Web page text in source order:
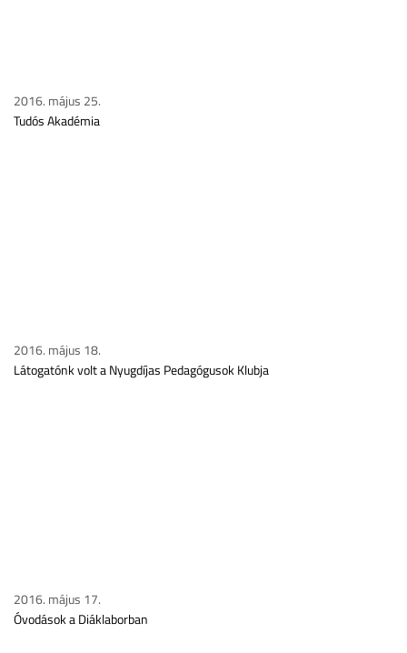
2016. május 25.
Tudós Akadémia
2016. május 18.
Látogatónk volt a Nyugdíjas Pedagógusok Klubja
2016. május 17.
Óvodások a Diáklaborban